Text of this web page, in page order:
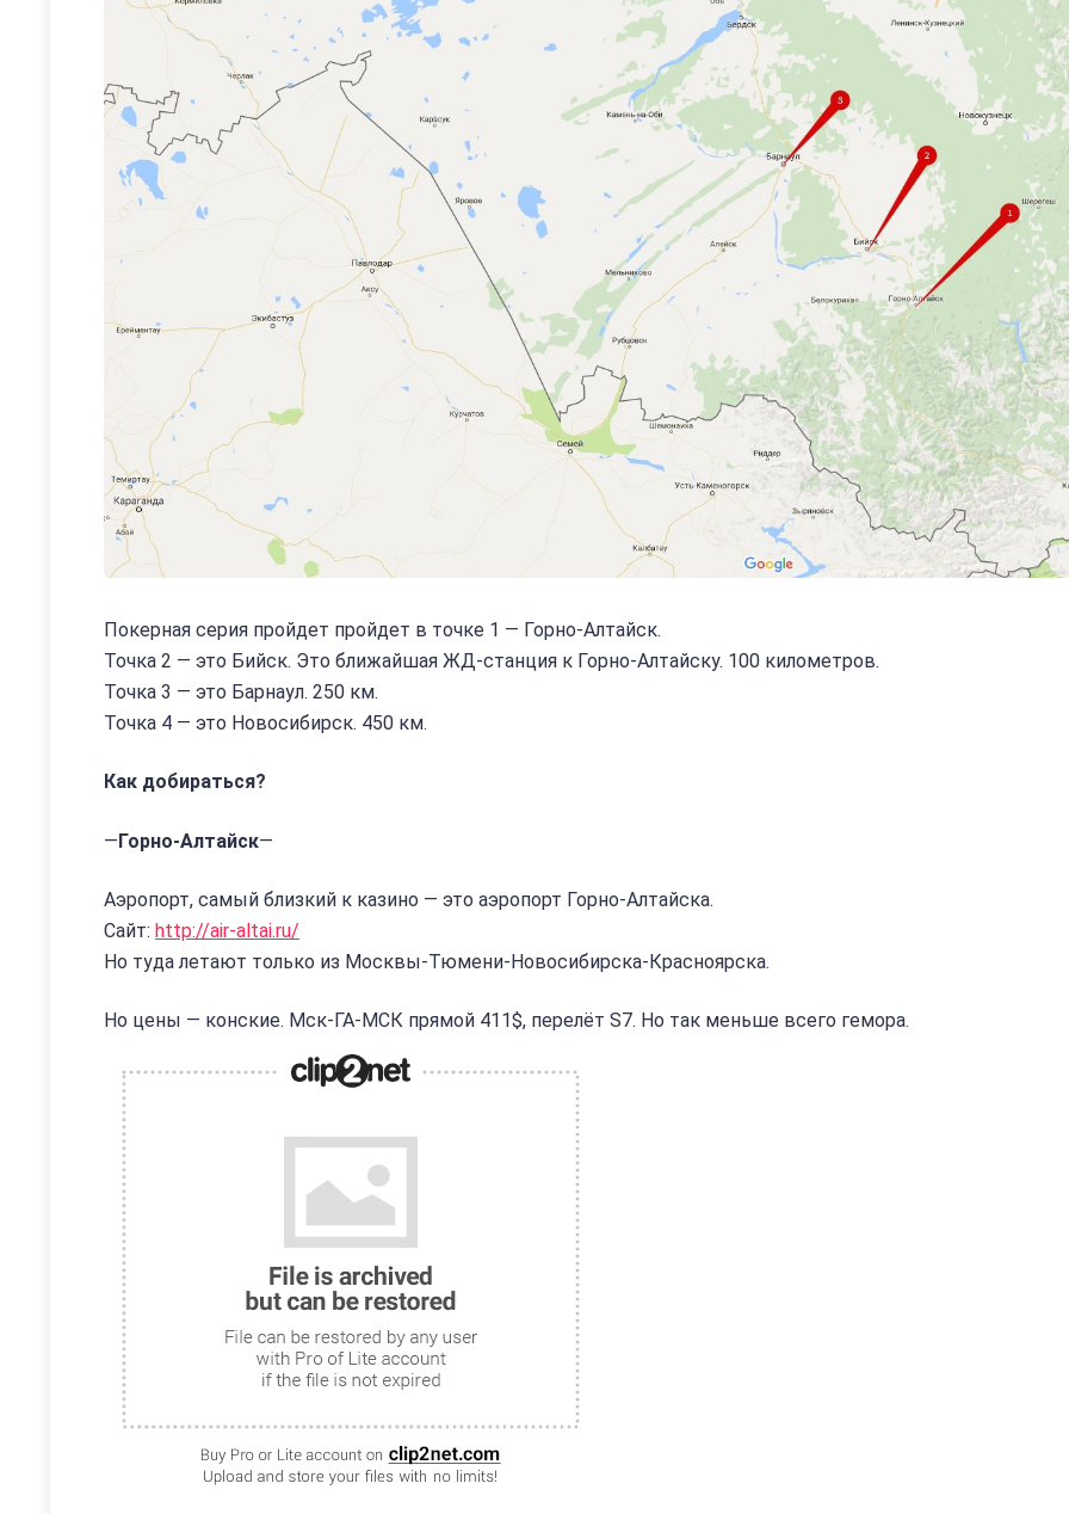
Покерная серия пройдет пройдет в точке 1 — Горно-Алтайск.
Точка 2 — это Бийск. Это ближайшая ЖД-станция к Горно-Алтайску. 100 километров.
Точка 3 — это Барнаул. 250 км.
Точка 4 — это Новосибирск. 450 км.
Как добираться?
—Горно-Алтайск—
Аэропорт, самый близкий к казино — это аэропорт Горно-Алтайска.
Сайт: http://air-altai.ru/
Но туда летают только из Москвы-Тюмени-Новосибирска-Красноярска.
Но цены — конские. Мск-ГА-МСК прямой 411$, перелёт S7. Но так меньше всего гемора.